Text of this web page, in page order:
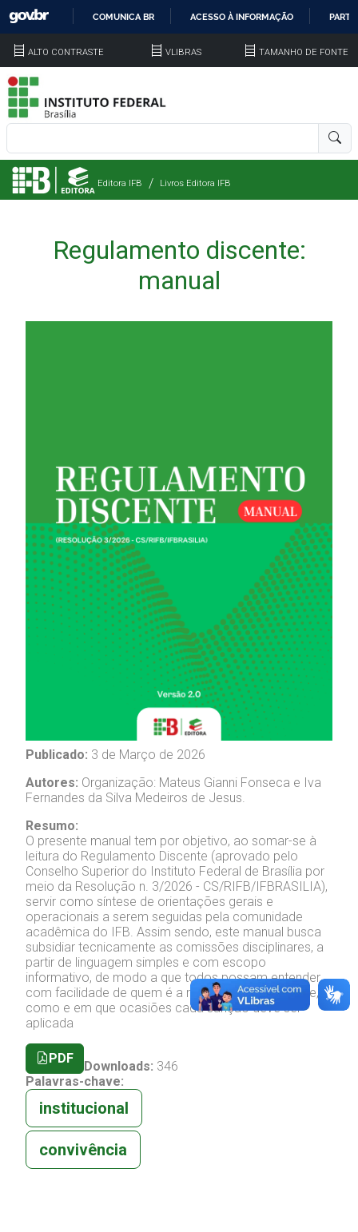
COMUNICA BR ACESSO À INFORMAÇÃO
ALTO CONTRASTE VLIBRAS TAMANHO DE FONTE
Editora IFB Livros Editora IFB
Regulamento discente:
manual
Publicado: 3 de Março de 2026
Autores: Organização: Mateus Gianni Fonseca e Iva
Fernandes da Silva Medeiros de Jesus.
Resumo:
O presente manual tem por objetivo, ao somar-se à
leitura do Regulamento Discente (aprovado pelo
Conselho Superior do Instituto Federal de Brasília por
meio da Resolução n. 3/2026 - CS/RIFB/IFBRASILIA),
servir como síntese de orientações gerais e
operacionais a serem seguidas pela comunidade
acadêmica do IFB. Assim sendo, este manual busca
subsidiar tecnicamente as comissões disciplinares, a
partir de linguagem simples e com escopo
informativo, de modo a que todos possam entender
com facilidade de quem é a responsabilidade, onde,
como e em que ocasiões cada sanção deve ser
aplicada
PDF
Downloads: 346
Palavras-chave:
institucional
convivência